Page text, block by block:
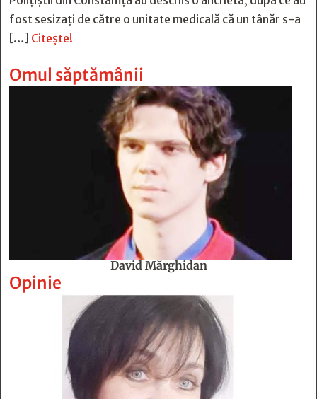
fost sesizaţi de către o unitate medicală că un tânăr s-a
[…] Citește!
Omul săptămânii
David Mărghidan
Opinie